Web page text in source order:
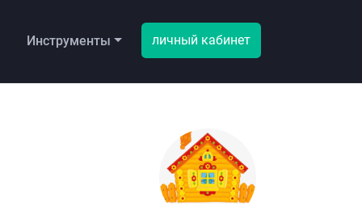
Инструменты личный кабинет